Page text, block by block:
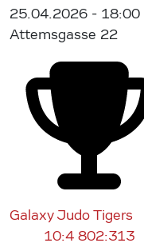
25.04.2026 - 18:00
Attemsgasse 22
Galaxy Judo Tigers
10:4 802:313